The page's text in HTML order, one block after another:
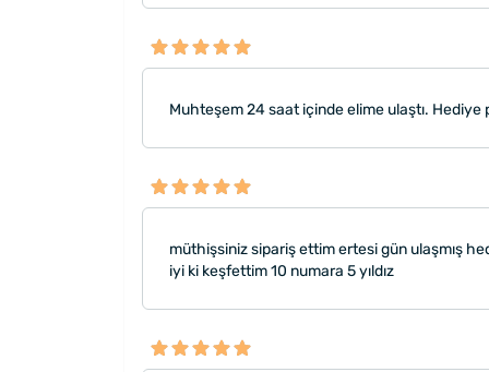
Muhteşem 24 saat içinde elime ulaştı. Hediye
müthişsiniz sipariş ettim ertesi gün ulaşmış
iyi ki keşfettim 10 numara 5 yıldız